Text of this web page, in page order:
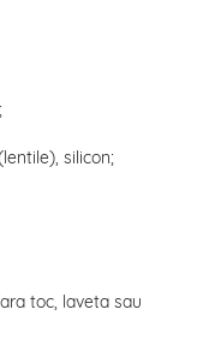
silicon;
toc, laveta sau